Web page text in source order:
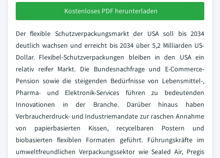
Kostenloses PDF herunterladen
Der flexible Schutzverpackungsmarkt der USA soll bis 2034
deutlich wachsen und erreicht bis 2034 über 5,2 Milliarden US-
Dollar. Flexibel-Schutzverpackungen bleiben in den USA ein
relativ reifer Markt. Die Bundesnachfrage und E-Commerce-
Pension sowie die steigenden Bedürfnisse von Lebensmittel-,
Pharma- und Elektronik-Services führen zu bedeutenden
Innovationen in der Branche. Darüber hinaus haben
Verbraucherdruck- und Industriemandate zur raschen Annahme
von papierbasierten Kissen, recycelbaren Postern und
biobasierten flexiblen Formaten geführt. Führungskräfte im
umweltfreundlichen Verpackungssektor wie Sealed Air, Pregis